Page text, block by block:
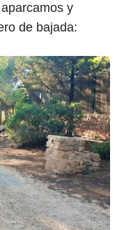
y
de bajada: